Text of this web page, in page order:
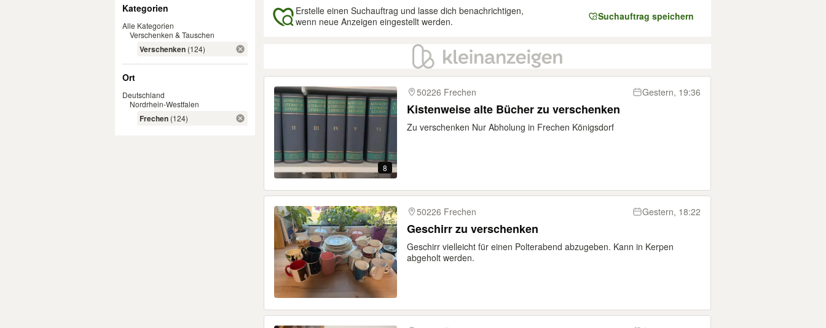
Kategorien
Alle Kategorien
Verschenken & Tauschen
Verschenken (124)
Ort
Deutschland
Nordrhein-Westfalen
Frechen (124)
Erstelle einen Suchauftrag und lasse dich benachrichtigen,
wenn neue Anzeigen eingestellt werden.
Suchauftrag speichern
Ergebnisse
8
50226 Frechen Gestern, 19:36
Kistenweise alte Bücher zu verschenken
Zu verschenken Nur Abholung in Frechen Königsdorf
50226 Frechen Gestern, 18:22
Geschirr zu verschenken
Geschirr vielleicht für einen Polterabend abzugeben. Kann in Kerpen
abgeholt werden.